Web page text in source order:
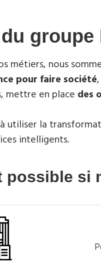
groupe
métiers, nous
pour faire société
mettre en place des
utiliser la
intelligents.
possible si